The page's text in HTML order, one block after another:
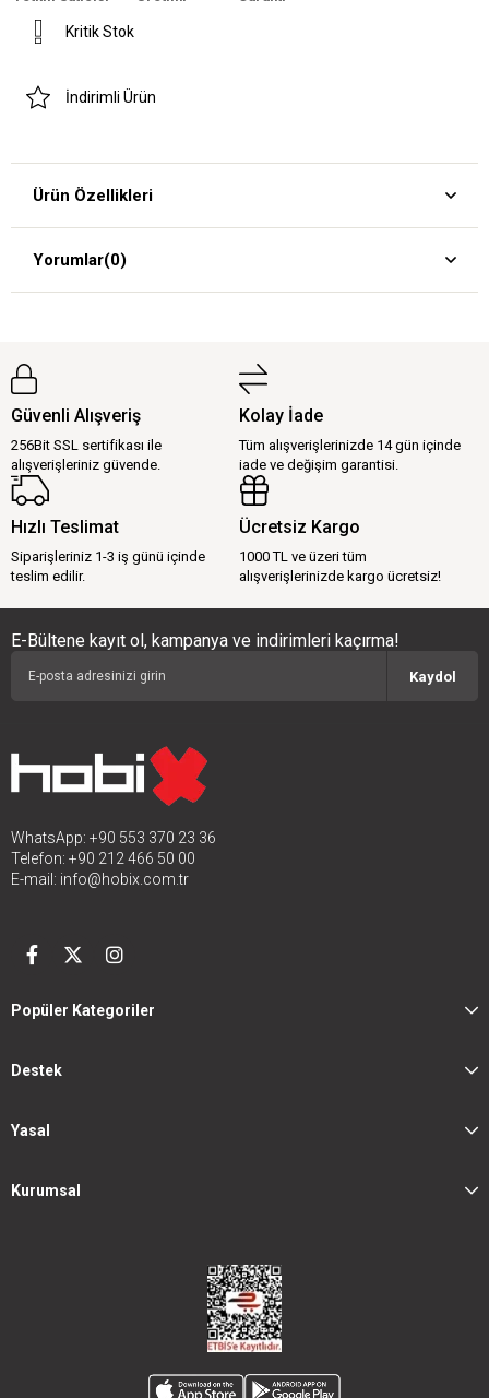
Kritik Stok
İndirimli Ürün
Ürün Özellikleri
Yorumlar(0)
Güvenli Alışveriş
256Bit SSL sertifikası ile
alışverişleriniz güvende.
Kolay İade
Tüm alışverişlerinizde 14 gün içinde
iade ve değişim garantisi.
Hızlı Teslimat
Siparişleriniz 1-3 iş günü içinde
teslim edilir.
Ücretsiz Kargo
1000 TL ve üzeri tüm
alışverişlerinizde kargo ücretsiz!
E-Bültene kayıt ol, kampanya ve indirimleri kaçırma!
Kaydol
WhatsApp: +90 553 370 23 36
Telefon: +90 212 466 50 00
E-mail: info@hobix.com.tr
Popüler Kategoriler
Destek
Yasal
Kurumsal